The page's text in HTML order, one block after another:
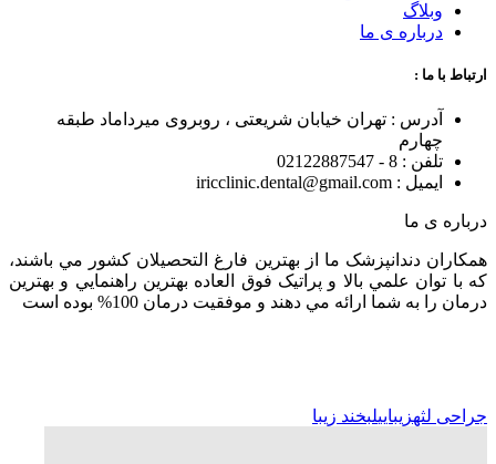
وبلاگ
درباره ی ما
ارتباط با ما :
آدرس : تهران خیابان شریعتی ، روبروی میرداماد طبقه
چهارم
تلفن : 8 - 02122887547
ایمیل : iricclinic.dental@gmail.com
درباره ی ما
همکاران دندانپزشک ما از بهترين فارغ التحصيلان کشور مي باشند،
که با توان علمي بالا و پراتيک فوق العاده بهترين راهنمايي و بهترين
درمان را به شما ارائه مي دهند و موفقيت درمان 100% بوده است
جراحی لثهزیباییلبخند زیبا